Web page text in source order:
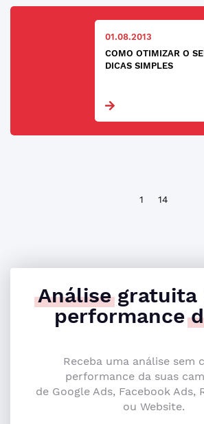
01.08.2013
COMO OTIMIZAR O
DICAS SIMPLES
1 14
Análisegratuita
performance
Receba uma análise sem
performance da suas
de Google Ads, Facebook Ads,
ou Website.